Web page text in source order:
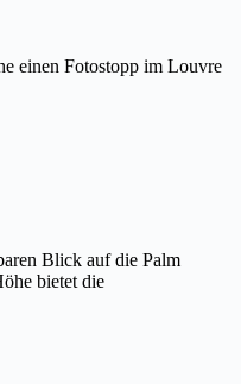
einen Fotostopp im Louvre
Blick auf die Palm
bietet die